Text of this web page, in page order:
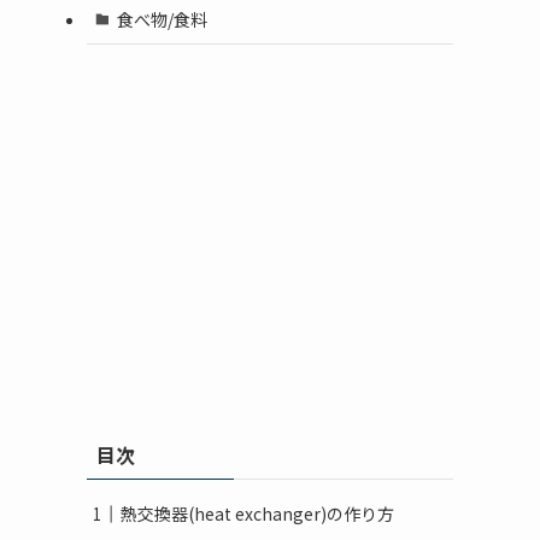
食べ物/食料
目次
熱交換器(heat exchanger)の作り方